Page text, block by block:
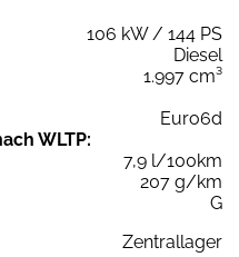
106 kW / 144 PS
Diesel
1.997 cm³
Euro6d
WLTP:
7,9 l/100km
207 g/km
G
Zentrallager